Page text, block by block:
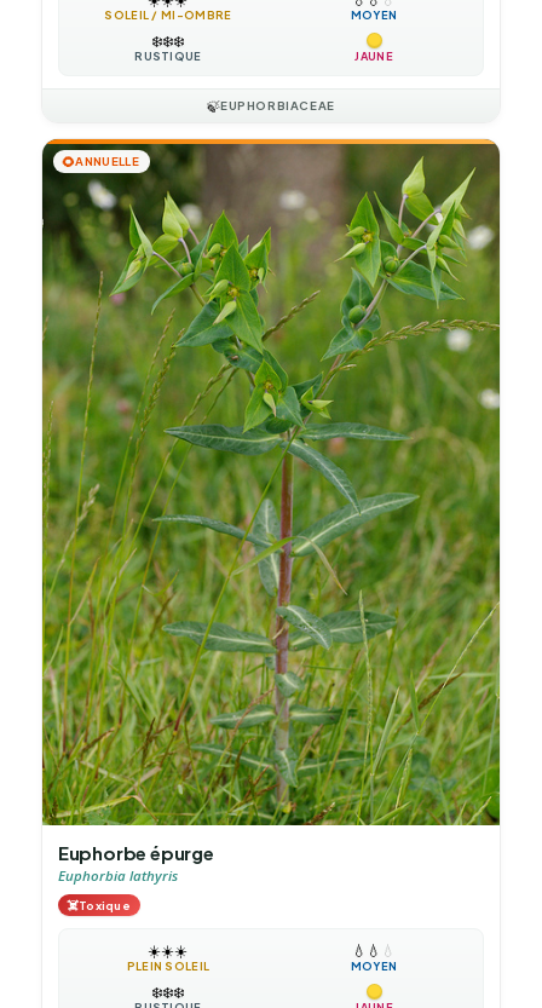
SOLEIL / MI-OMBRE MOYEN
❄️❄️❄️
RUSTIQUE JAUNE
🍃EUPHORBIACEAE
🌻ANNUELLE
Euphorbe épurge
Euphorbia lathyris
☠️Toxique
☀️☀️☀️
PLEIN SOLEIL
💧 💧 💧
MOYEN
❄️❄️❄️